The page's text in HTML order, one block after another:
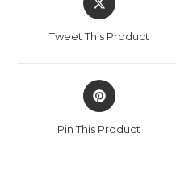
in
new
Tweet This Product
Opens
in
new
Pin This Product